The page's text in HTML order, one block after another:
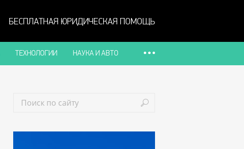
БЕСПЛАТНАЯ ЮРИДИЧЕСКАЯ ПОМОЩЬ
ТЕХНОЛОГИИ НАУКА И АВТО